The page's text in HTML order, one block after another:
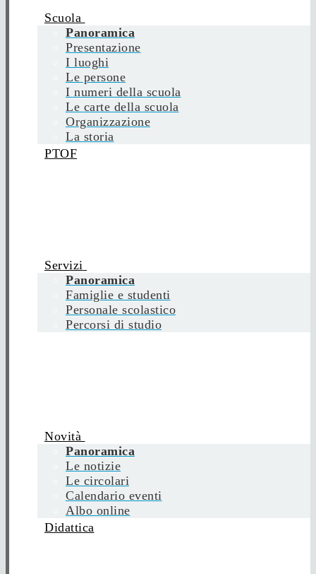
Scuola
Panoramica
Presentazione
I luoghi
Le persone
I numeri della scuola
Le carte della scuola
Organizzazione
La storia
PTOF
Servizi
Panoramica
Famiglie e studenti
Personale scolastico
Percorsi di studio
Novità
Panoramica
Le notizie
Le circolari
Calendario eventi
Albo online
Didattica